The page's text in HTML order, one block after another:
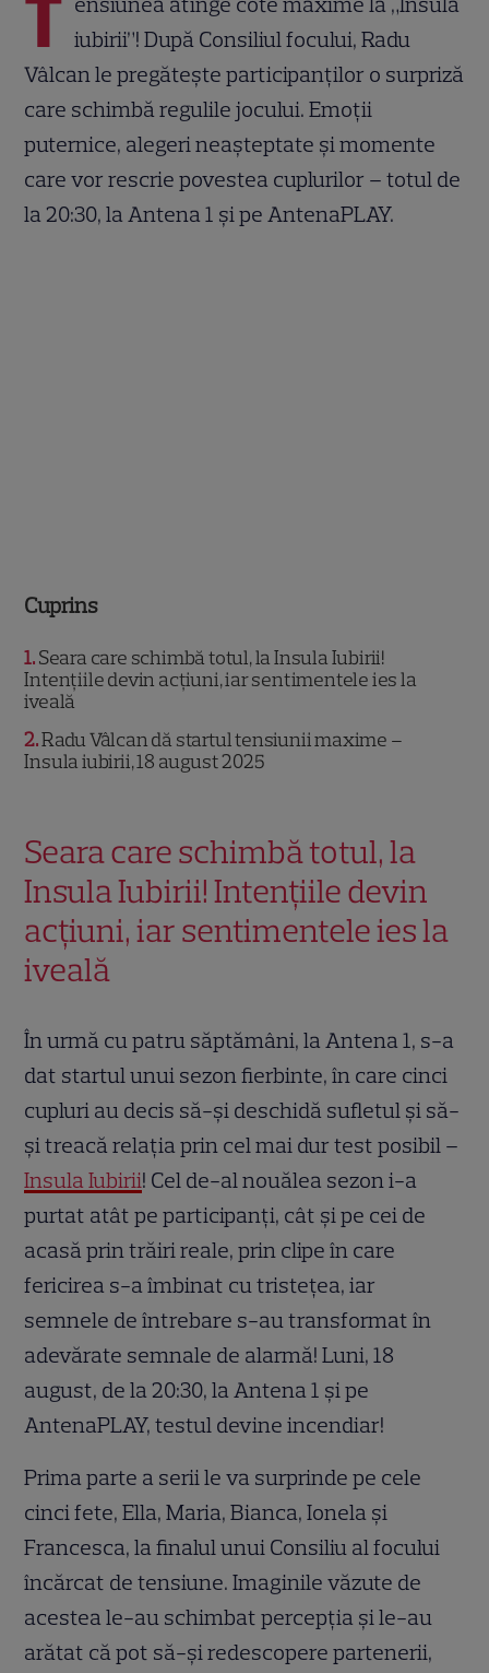
T iubirii”! După Consiliul focului, Radu
Vâlcan le pregătește participanților o surpriză
care schimbă regulile jocului. Emoții
puternice, alegeri neașteptate și momente
care vor rescrie povestea cuplurilor – totul de
la 20:30, la Antena 1 și pe AntenaPLAY.
Cuprins
1 Seara care schimbă totul, la Insula Iubirii!
Intențiile devin acțiuni, iar sentimentele ies la
iveală
2 Radu Vâlcan dă startul tensiunii maxime –
Insula iubirii, 18 august 2025
Seara care schimbă totul, la
Insula Iubirii! Intențiile devin
acțiuni, iar sentimentele ies la
iveală
În urmă cu patru săptămâni, la Antena 1, s-a
dat startul unui sezon fierbinte, în care cinci
cupluri au decis să-și deschidă sufletul și să-
și treacă relația prin cel mai dur test posibil –
Insula Iubirii! Cel de-al nouălea sezon i-a
purtat atât pe participanți, cât și pe cei de
acasă prin trăiri reale, prin clipe în care
fericirea s-a îmbinat cu tristețea, iar
semnele de întrebare s-au transformat în
adevărate semnale de alarmă! Luni, 18
august, de la 20:30, la Antena 1 și pe
AntenaPLAY, testul devine incendiar!
Prima parte a serii le va surprinde pe cele
cinci fete, Ella, Maria, Bianca, Ionela și
Francesca, la finalul unui Consiliu al focului
încărcat de tensiune. Imaginile văzute de
acestea le-au schimbat percepția și le-au
arătat că pot să-și redescopere partenerii,